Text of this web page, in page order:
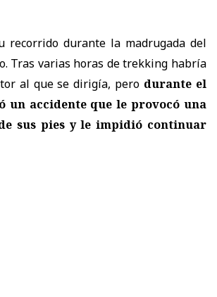
recorrido durante la madrugada del
Tras varias horas de trekking habría
al que se dirigía, pero durante el
un accidente que le provocó una
sus pies y le impidió continuar